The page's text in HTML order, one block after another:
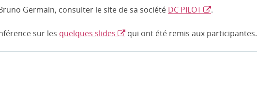
Germain, consulter le site de sa société DC PILOT .
sur les quelques slides qui ont été remis aux participantes.